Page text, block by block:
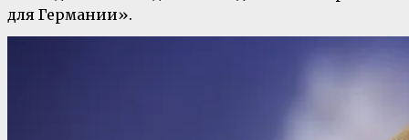
для Германии».